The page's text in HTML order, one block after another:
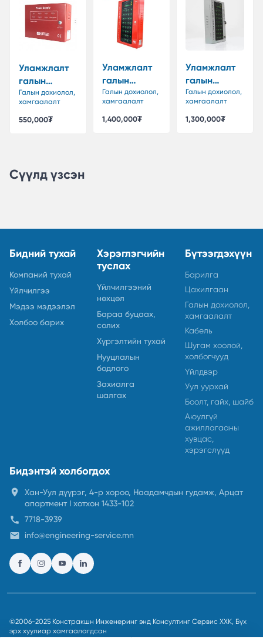
Уламжлалт
галын
дохиоллын
системийн
цахилгаан
Галын дохиолол,
хамгаалалт
550,000₮
Уламжлалт
галын
дохиоллын
самбар 16
бүс
Галын дохиолол,
хамгаалалт
1,400,000₮
Уламжлалт
галын
дохиоллын
самбар 12
бүс
Галын дохиолол,
хамгаалалт
1,300,000₮
Сүүлд үзсэн
Бидний тухай
Компаний тухай
Үйлчилгээ
Мэдээ мэдээлэл
Холбоо барих
Хэрэглэгчийн
туслах
Үйлчилгээний
нөхцөл
Бараа буцаах,
солих
Хүргэлтийн тухай
Нууцлалын
бодлого
Захиалга
шалгах
Бүтээгдэхүүн
Барилга
Цахилгаан
Галын дохиолол,
хамгаалалт
Кабель
Шугам хоолой,
холбогчууд
Үйлдвэр
Уул уурхай
Боолт, гайх, шайб
Аюулгүй
ажиллагааны
хувцас,
хэрэгслүүд
Бидэнтэй холбогдох
location_on
Хан-Уул дүүрэг, 4-р хороо, Наадамчдын гудамж, Арцат
апартмент I хотхон 1433-102
call 7718-3939
email info@engineering-service.mn
©2006-2025 Констракшн Инженеринг энд Консултинг Сервис ХХК, Бүх
эрх хуулиар хамгаалагдсан